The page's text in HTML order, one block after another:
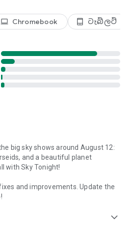
සීමාවන් පමණක් ඉවත් කරයි,
දර්ශනයේ සහ සෙවීමේ ඇති සියලුම
කරන්න
ඔබට ඉහළින් ඇති විශ්වය සොයා ගන්න
laptop Chromebook tablet_android ටැබ්ලට්
big sky shows around August 12:
and a beautiful planet
with Sky Tonight!
and improvements. Update the
expand_more